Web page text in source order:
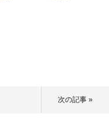
次の記事 »